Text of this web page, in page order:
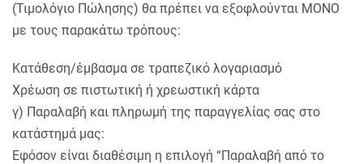
(Τιμολόγιο Πώλησης) θα πρέπει να εξοφλούνται ΜΟΝΟ
με τους παρακάτω τρόπους:
Κατάθεση/έμβασμα σε τραπεζικό λογαριασμό
Χρέωση σε πιστωτική ή χρεωστική κάρτα
γ) Παραλαβή και πληρωμή της παραγγελίας σας στο
κατάστημά μας:
Εφόσον είναι διαθέσιμη η επιλογή “Παραλαβή από το